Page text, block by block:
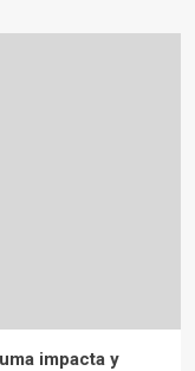
impacta y